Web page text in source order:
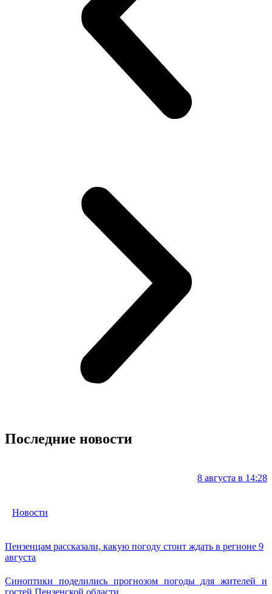
Последние новости
8 августа в 14:28
Новости
Пензенцам рассказали, какую погоду стоит ждать в регионе 9
августа
Синоптики поделились прогнозом погоды для жителей и